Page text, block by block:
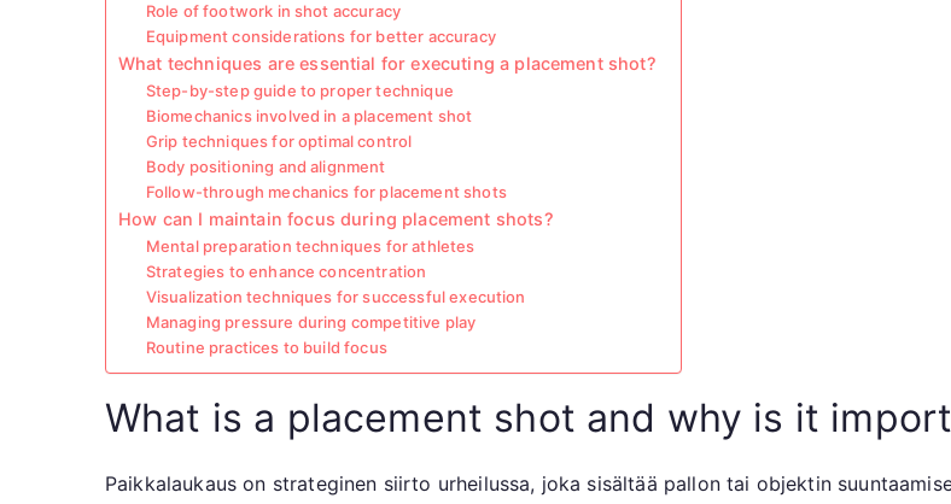
Role of footwork in shot accuracy
Equipment considerations for better accuracy
What techniques are essential for executing a placement shot?
Step-by-step guide to proper technique
Biomechanics involved in a placement shot
Grip techniques for optimal control
Body positioning and alignment
Follow-through mechanics for placement shots
How can I maintain focus during placement shots?
Mental preparation techniques for athletes
Strategies to enhance concentration
Visualization techniques for successful execution
Managing pressure during competitive play
Routine practices to build focus
What is a placement shot and why is it
Paikkalaukaus on strateginen siirto urheilussa, joka sisältää pallon tai objektin